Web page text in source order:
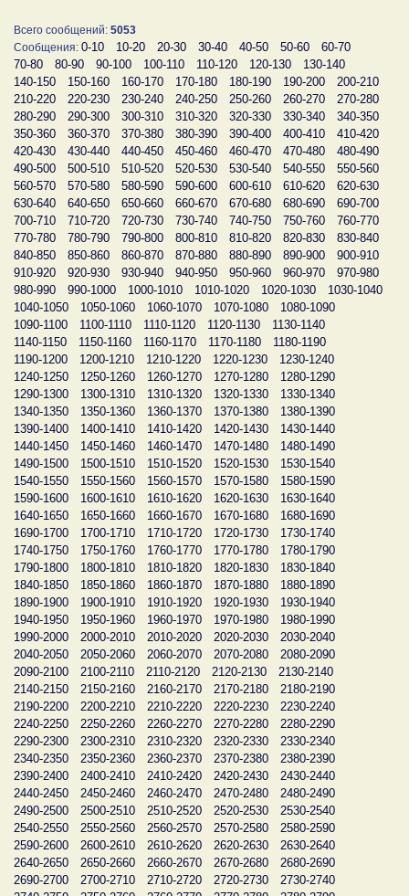
Всего сообщений: 5053
Сообщения: 0-10 10-20 20-30 30-40 40-50 50-60
60-70
70-80
80-90 90-100 100-110 110-120 120-130
130-140
140-150
150-160 160-170 170-180 180-190 190-200
200-210
210-220
220-230 230-240 240-250 250-260 260-270
270-280
280-290
290-300 300-310 310-320 320-330 330-340
340-350
350-360
360-370 370-380 380-390 390-400 400-410
410-420
420-430
430-440 440-450 450-460 460-470 470-480
480-490
490-500
500-510 510-520 520-530 530-540 540-550
550-560
560-570
570-580 580-590 590-600 600-610 610-620
620-630
630-640
640-650 650-660 660-670 670-680 680-690
690-700
700-710
710-720 720-730 730-740 740-750 750-760
760-770
770-780
780-790 790-800 800-810 810-820 820-830
830-840
840-850
850-860 860-870 870-880 880-890 890-900
900-910
910-920
920-930 930-940 940-950 950-960 960-970
970-980
980-990
990-1000 1000-1010 1010-1020 1020-1030
1030-1040
1040-1050
1050-1060 1060-1070 1070-1080
1080-1090
1090-1100
1100-1110 1110-1120 1120-1130
1130-1140
1140-1150
1150-1160 1160-1170 1170-1180
1180-1190
1190-1200
1200-1210 1210-1220 1220-1230
1230-1240
1240-1250
1250-1260 1260-1270 1270-1280
1280-1290
1290-1300
1300-1310 1310-1320 1320-1330
1330-1340
1340-1350
1350-1360 1360-1370 1370-1380
1380-1390
1390-1400
1400-1410 1410-1420 1420-1430
1430-1440
1440-1450
1450-1460 1460-1470 1470-1480
1480-1490
1490-1500
1500-1510 1510-1520 1520-1530
1530-1540
1540-1550
1550-1560 1560-1570 1570-1580
1580-1590
1590-1600
1600-1610 1610-1620 1620-1630
1630-1640
1640-1650
1650-1660 1660-1670 1670-1680
1680-1690
1690-1700
1700-1710 1710-1720 1720-1730
1730-1740
1740-1750
1750-1760 1760-1770 1770-1780
1780-1790
1790-1800
1800-1810 1810-1820 1820-1830
1830-1840
1840-1850
1850-1860 1860-1870 1870-1880
1880-1890
1890-1900
1900-1910 1910-1920 1920-1930
1930-1940
1940-1950
1950-1960 1960-1970 1970-1980
1980-1990
1990-2000
2000-2010 2010-2020 2020-2030
2030-2040
2040-2050
2050-2060 2060-2070 2070-2080
2080-2090
2090-2100
2100-2110 2110-2120 2120-2130
2130-2140
2140-2150
2150-2160 2160-2170 2170-2180
2180-2190
2190-2200
2200-2210 2210-2220 2220-2230
2230-2240
2240-2250
2250-2260 2260-2270 2270-2280
2280-2290
2290-2300
2300-2310 2310-2320 2320-2330
2330-2340
2340-2350
2350-2360 2360-2370 2370-2380
2380-2390
2390-2400
2400-2410 2410-2420 2420-2430
2430-2440
2440-2450
2450-2460 2460-2470 2470-2480
2480-2490
2490-2500
2500-2510 2510-2520 2520-2530
2530-2540
2540-2550
2550-2560 2560-2570 2570-2580
2580-2590
2590-2600
2600-2610 2610-2620 2620-2630
2630-2640
2640-2650
2650-2660 2660-2670 2670-2680
2680-2690
2690-2700
2700-2710 2710-2720 2720-2730
2730-2740